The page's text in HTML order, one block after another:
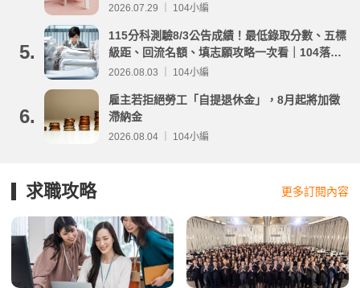
2026.07.29 ｜ 104小編
5.
115分科測驗8/3公告成績！最低錄取分數、五標
級距、回流名額、填志願攻略一次看｜104落點
分析
2026.08.03 ｜ 104小編
6.
雇主若拒絕勞工「自提退休金」，8月起將加徵
滯納金
2026.08.04 ｜ 104小編
求職攻略 更多訂閱內容